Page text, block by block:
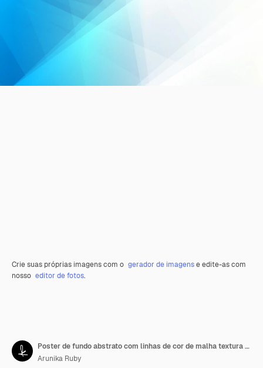
Crie suas próprias imagens com o gerador de imagense edite-as com
nosso editor de fotos.
Poster de fundo abstrato com linhas de cor de malha textura para decoração de interiores etc.
Arunika Ruby